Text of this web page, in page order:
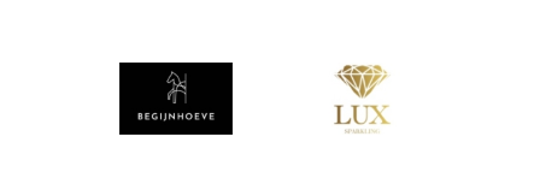
Afbeelding Afbeelding